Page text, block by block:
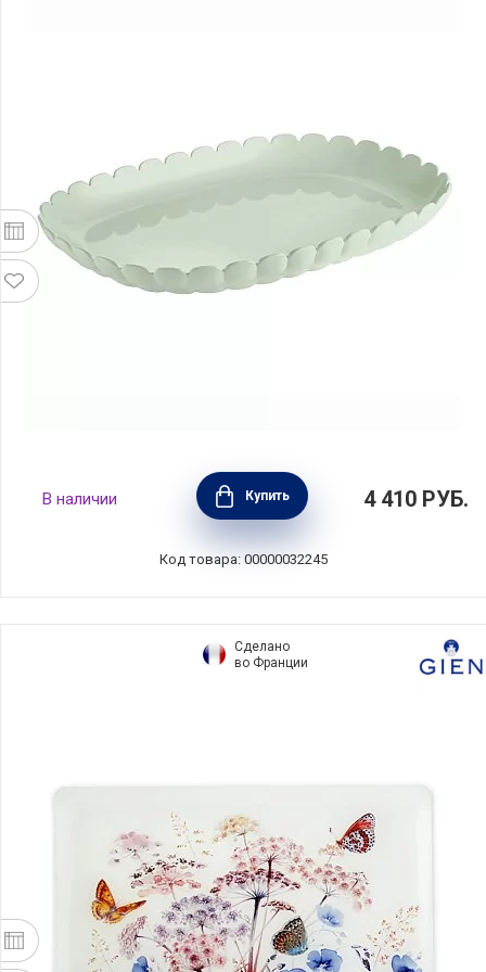
Поднос сервировочный Tiffany 45х31 см,
цвет зеленый, суперпластик, Guzzini,
Италия, 279600243
В наличии Купить 4 410 РУБ.
Код товара: 00000032245
Сделано
во Франции